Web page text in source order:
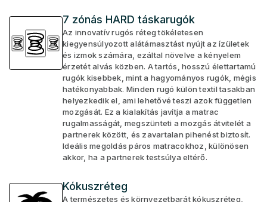
7 zónás HARD táskarugók
Az innovatív rugós réteg tökéletesen
kiegyensúlyozott alátámasztást nyújt az ízületek
és izmok számára, ezáltal növelve a kényelem
érzetét alvás közben. A tartós, hosszú élettartamú
rugók kisebbek, mint a hagyományos rugók, mégis
hatékonyabbak. Minden rugó külön textil tasakban
helyezkedik el, ami lehetővé teszi azok független
mozgását. Ez a kialakítás javítja a matrac
rugalmasságát, megszünteti a mozgás átvitelét a
partnerek között, és zavartalan pihenést biztosít.
Ideális megoldás páros matracokhoz, különösen
akkor, ha a partnerek testsúlya eltérő.
Kókuszréteg
A természetes és környezetbarát kókuszréteg,